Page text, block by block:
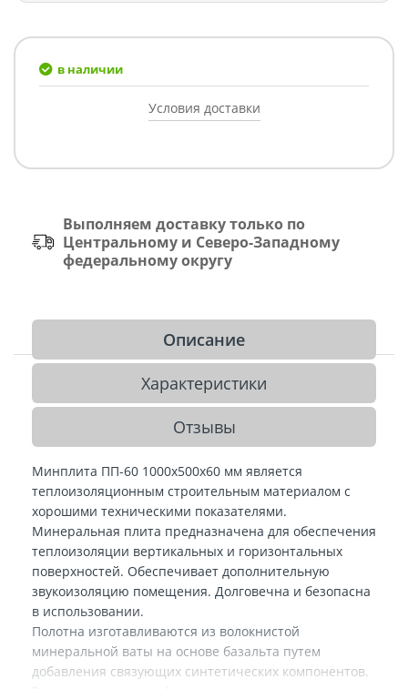
в наличии
Условия доставки
Выполняем доставку только по
Центральному и Северо-Западному
федеральному округу
Описание
Характеристики
Отзывы
Минплита ПП-60 1000х500х60 мм является
теплоизоляционным строительным материалом с
хорошими техническими показателями.
Минеральная плита предназначена для обеспечения
теплоизоляции вертикальных и горизонтальных
поверхностей. Обеспечивает дополнительную
звукоизоляцию помещения. Долговечна и безопасна
в использовании.
Полотна изготавливаются из волокнистой
минеральной ваты на основе базальта путем
добавления связующих синтетических компонентов.